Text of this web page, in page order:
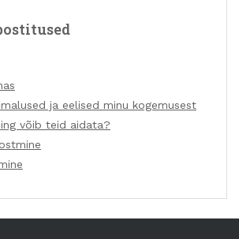
ja eelised minu kogemusest
võib teid aidata?